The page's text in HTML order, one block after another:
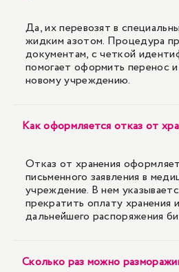
Да, их перевозят в
жидким азотом. Процедура
документам, с четкой
помогает оформить перенос
новому учреждению.
Как оформляется отказ от
Отказ от хранения
письменного заявления в
учреждение. В нем
прекратить оплату хранения
дальнейшего распоряжения
Сколько раз можно